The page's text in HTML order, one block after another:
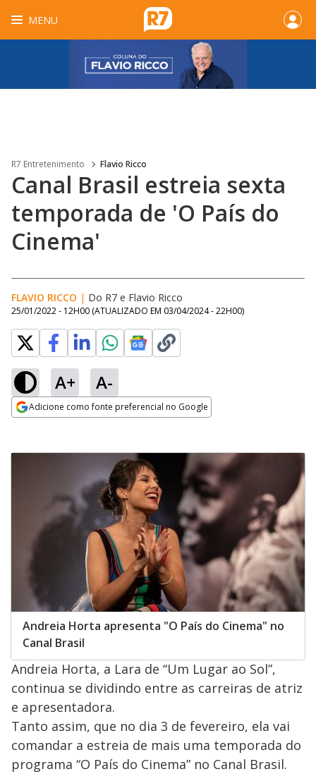
MENU
R7 Entretenimento Flavio Ricco
Canal Brasil estreia sexta
temporada de 'O País do
Cinema'
FLAVIO RICCO | Do R7 e Flavio Ricco
25/01/2022 - 12H00 (ATUALIZADO EM 03/04/2024 - 22H00)
A+ A-
Adicione como fonte preferencial no Google
Andreia Horta apresenta "O País do Cinema" no
Canal Brasil
Andreia Horta, a Lara de “Um Lugar ao Sol”,
continua se dividindo entre as carreiras de atriz
e apresentadora.
Tanto assim, que no dia 3 de fevereiro, ela vai
comandar a estreia de mais uma temporada do
programa “O País do Cinema” no Canal Brasil.